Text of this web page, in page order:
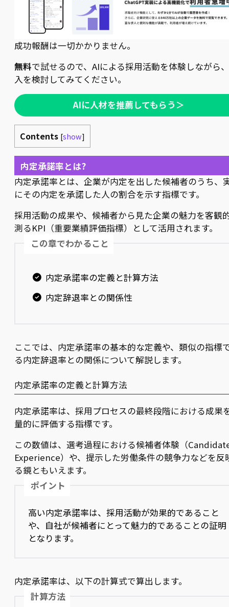
成功報酬は一切かかりません。
無料で試せるので、AIによる採用活動を体験しながら
入を検討してみてください。
AIに人材を推薦してもらう＞
Contents [show]
内定承諾率とは?
内定承諾率とは、企業が内定を出した候補者のうち、
にその内定を承諾した人の割合を示す指標です。
採用活動の成果や、候補者から見た企業の魅力を客観
測るKPI（重要業績評価指標）として活用されます。
この章でわかること
内定承諾率の定義と計算方法
内定辞退率との関係性
ここでは、内定承諾率の基本的な定義や、類似の指標
る内定辞退率との関係について解説します。
内定承諾率の定義と計算方法
内定承諾率は、採用プロセスの最終段階における成果
量的に評価する指標です。
この数値は、選考過程における候補者体験（
Experience）や、提示した労働条件の競争力などを反
る鏡ともいえます。
ポイント
高い内定承諾率は、採用活動が効果的であること
や、自社が候補者にとって魅力的であることの証明
となります。
内定承諾率は、以下の計算式で算出します。
計算方法